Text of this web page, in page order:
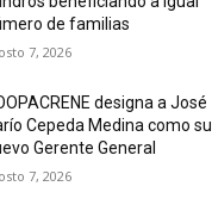
de familias
7, 2026
designa a José
Cepeda Medina como su
Gerente General
7, 2026